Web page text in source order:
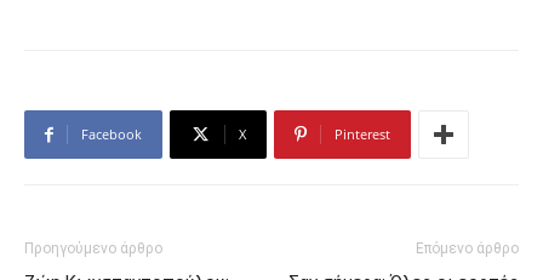
Facebook X Pinterest
Προηγούμενο άρθρο Επόμενο άρθρο